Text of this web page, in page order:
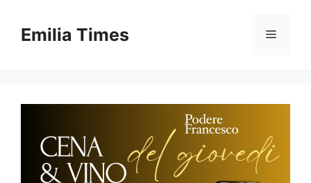
contentEmilia Times Menu